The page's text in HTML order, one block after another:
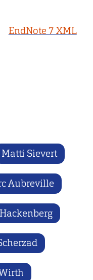
EndNote 7 XML
Matti Sievert
Aubreville